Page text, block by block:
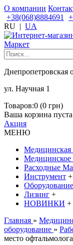
О компании
+38(068)8884691
RU | UA
ул. Научная 1
Товаров:0 (0 грн)
Ваша корзина
Акция
МЕНЮ
Медицинская
Медицинское
Расходные
Инструмент +
Лизинг +
НОВИНКИ +
Главная »
оборудование »
место